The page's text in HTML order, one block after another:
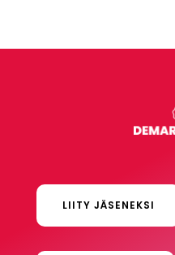
LIITY JÄSENEKSI